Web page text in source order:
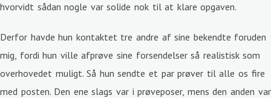
hvorvidt sådan nogle var solide nok til at klare opgaven.
Derfor havde hun kontaktet tre andre af sine bekendte foruden
mig, fordi hun ville afprøve sine forsendelser så realistisk som
overhovedet muligt. Så hun sendte et par prøver til alle os fire
med posten. Den ene slags var i prøveposer, mens den anden var